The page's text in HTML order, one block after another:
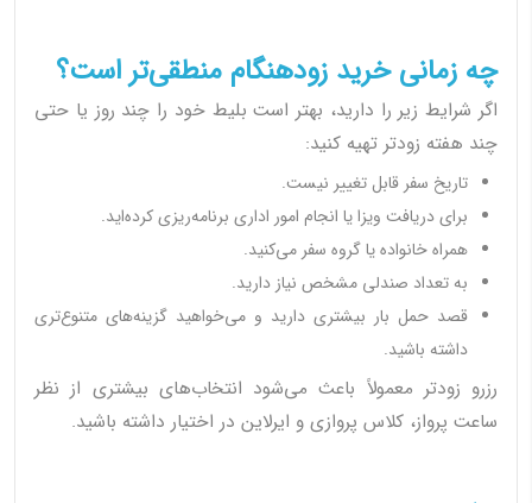
چه زمانی خرید زودهنگام منطقی‌تر است؟
اگر شرایط زیر را دارید، بهتر است بلیط خود را چند روز یا حتی
چند هفته زودتر تهیه کنید:
تاریخ سفر قابل تغییر نیست.
برای دریافت ویزا یا انجام امور اداری برنامه‌ریزی کرده‌اید.
همراه خانواده یا گروه سفر می‌کنید.
به تعداد صندلی مشخص نیاز دارید.
قصد حمل بار بیشتری دارید و می‌خواهید گزینه‌های متنوع‌تری
داشته باشید.
رزرو زودتر معمولاً باعث می‌شود انتخاب‌های بیشتری از نظر
ساعت پرواز، کلاس پروازی و ایرلاین در اختیار داشته باشید.